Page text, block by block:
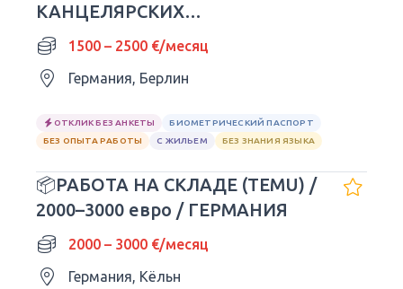
КАНЦЕЛЯРСКИХ
ПРИНАДЛЕЖНОСТЕЙ | 1500–
2500 долларов США
1500 – 2500 €/месяц
Германия, Берлин
ОТКЛИК БЕЗ АНКЕТЫ
БИОМЕТРИЧЕСКИЙ ПАСПОРТ
БЕЗ ОПЫТА РАБОТЫ
С ЖИЛЬЕМ БЕЗ ЗНАНИЯ ЯЗЫКА
📦РАБОТА НА СКЛАДЕ (TEMU) /
2000–3000 евро / ГЕРМАНИЯ
2000 – 3000 €/месяц
Германия, Кёльн